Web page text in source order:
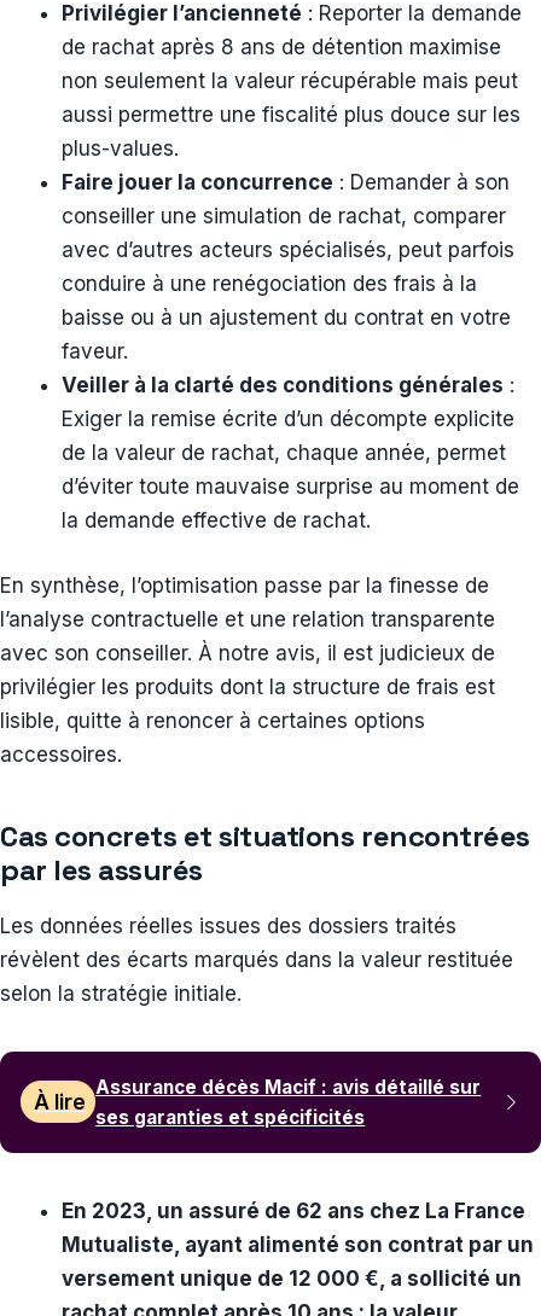
Privilégier l’ancienneté : Reporter la demande
de rachat après 8 ans de détention maximise
non seulement la valeur récupérable mais peut
aussi permettre une fiscalité plus douce sur les
plus-values.
Faire jouer la concurrence : Demander à son
conseiller une simulation de rachat, comparer
avec d’autres acteurs spécialisés, peut parfois
conduire à une renégociation des frais à la
baisse ou à un ajustement du contrat en votre
faveur.
Veiller à la clarté des conditions générales :
Exiger la remise écrite d’un décompte explicite
de la valeur de rachat, chaque année, permet
d’éviter toute mauvaise surprise au moment de
la demande effective de rachat.
En synthèse, l’optimisation passe par la finesse de
l’analyse contractuelle et une relation transparente
avec son conseiller. À notre avis, il est judicieux de
privilégier les produits dont la structure de frais est
lisible, quitte à renoncer à certaines options
accessoires.
Cas concrets et situations rencontrées
par les assurés
Les données réelles issues des dossiers traités
révèlent des écarts marqués dans la valeur restituée
selon la stratégie initiale.
À lire
Assurance décès Macif : avis détaillé sur
ses garanties et spécificités
En 2023, un assuré de 62 ans chez La France
Mutualiste, ayant alimenté son contrat par un
versement unique de 12 000 €, a sollicité un